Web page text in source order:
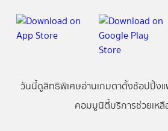
วันนี้ดูสิทธิพิเศษอ่านเกมตาตั้งช้อปปิ้ง
คอมมูนิตี้บริการช่วยเหลื